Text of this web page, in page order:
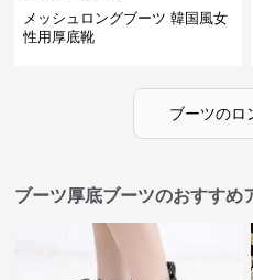
メッシュロングブーツ 韓国風女
性用厚底靴
ブーツのロ
ブーツ厚底ブーツのおすすめ